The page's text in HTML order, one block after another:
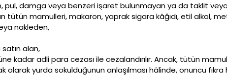
damga veya benzeri işaret bulunmayan ya da taklit veya
mamulleri, makaron, yaprak sigara kâğıdı, etil alkol,
nakleden,
alan,
kadar adli para cezası ile cezalandırılır. Ancak, tütün
olarak yurda sokulduğunun anlaşılması hâlinde, onuncu